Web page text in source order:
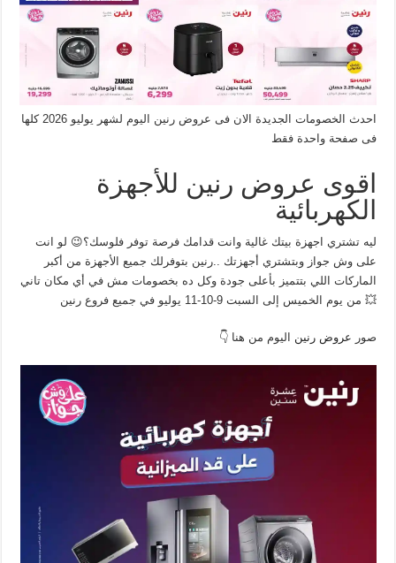
احدث الخصومات الجديدة الان فى عروض رنين اليوم لشهر يوليو 2026 كلها
فى صفحة واحدة فقط
اقوى عروض رنين للأجهزة
الكهربائية
ليه تشتري اجهزة بيتك غالية وانت قدامك فرصة توفر فلوسك؟😉 لو انت
على وش جواز وبتشتري أجهزتك ..رنين بتوفرلك جميع الأجهزة من أكبر
الماركات اللي بتتميز بأعلى جودة وكل ده بخصومات مش في أي مكان تاني
💥 من يوم الخميس إلى السبت 9-10-11 يوليو في جميع فروع رنين
صور عروض رنيناليوم من هنا 👇